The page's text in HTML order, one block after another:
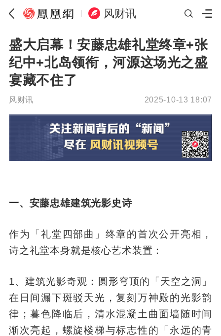
风财讯
盛大启幕！安藤忠雄礼堂终章+张
纪中+北岛领衔，河源这场光之盛
宴藏不住了
风财讯 2025-10-13 18:07
一、安藤忠雄建筑光影史诗
作为「礼堂四部曲」终章的首次公开亮相，
诗之礼堂本身就是核心艺术装置：
1、建筑光影奇观：圆形穹顶的「天空之洞」
在日间漏下斑驳天光，复刻万神殿的光影韵
律；暮色降临后，清水混凝土曲面墙随时间
渐次亮起，螺旋楼梯与标志性的「永远的青